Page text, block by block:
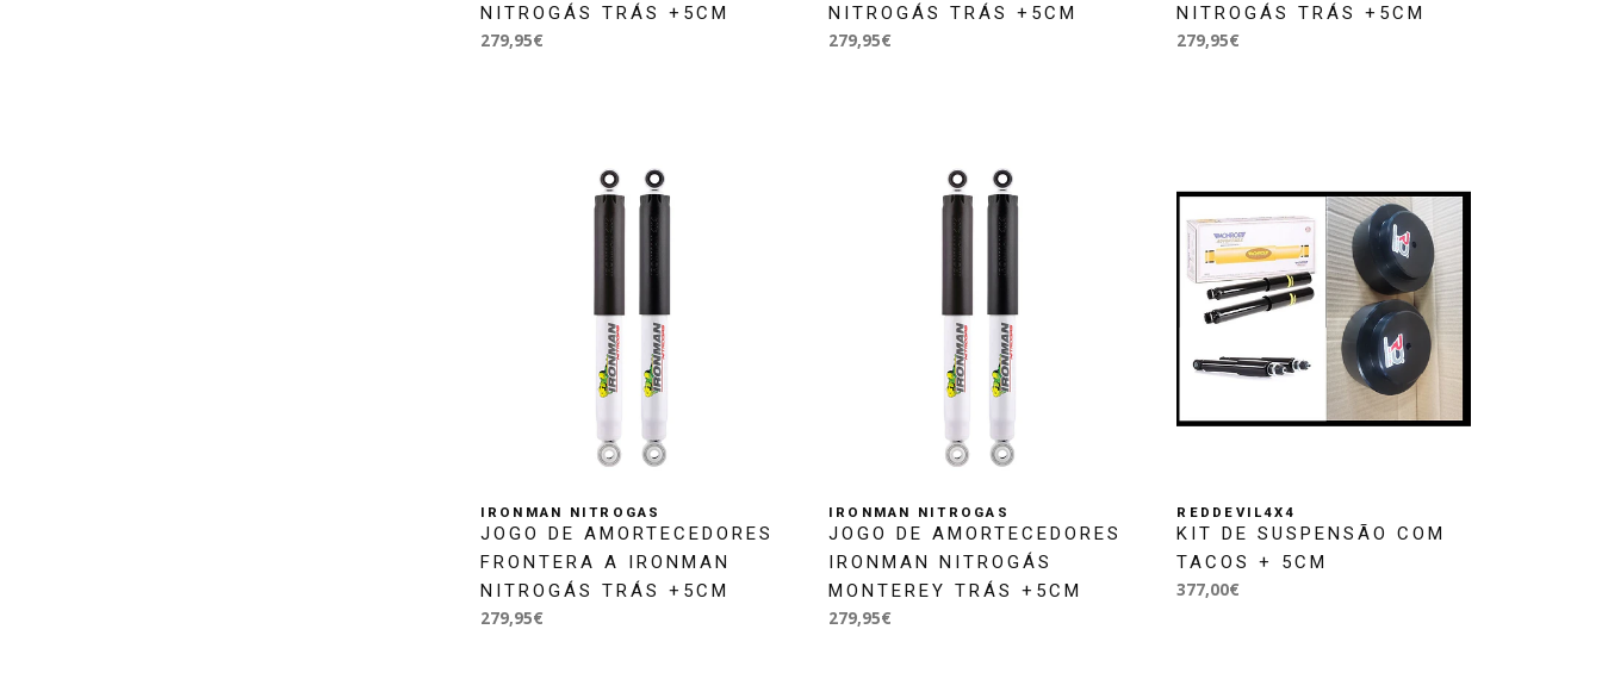
NITROGÁS TRÁS +5CM
279,95€
NITROGÁS TRÁS +5CM
279,95€
NITROGÁS TRÁS +5CM
279,95€
IRONMAN NITROGAS
JOGO DE AMORTECEDORES
FRONTERA A IRONMAN
NITROGÁS TRÁS +5CM
279,95€
IRONMAN NITROGAS
JOGO DE AMORTECEDORES
IRONMAN NITROGÁS
MONTEREY TRÁS +5CM
279,95€
REDDEVIL4X4
KIT DE SUSPENSÃO COM
TACOS + 5CM
377,00€